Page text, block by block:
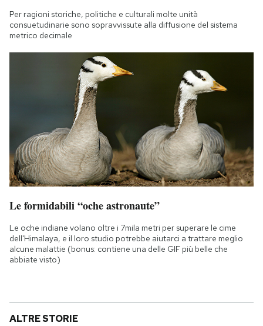
Per ragioni storiche, politiche e culturali molte unità
consuetudinarie sono sopravvissute alla diffusione del sistema
metrico decimale
Le formidabili “oche astronaute”
Le oche indiane volano oltre i 7mila metri per superare le cime
dell'Himalaya, e il loro studio potrebbe aiutarci a trattare meglio
alcune malattie (bonus: contiene una delle GIF più belle che
abbiate visto)
ALTRE STORIE